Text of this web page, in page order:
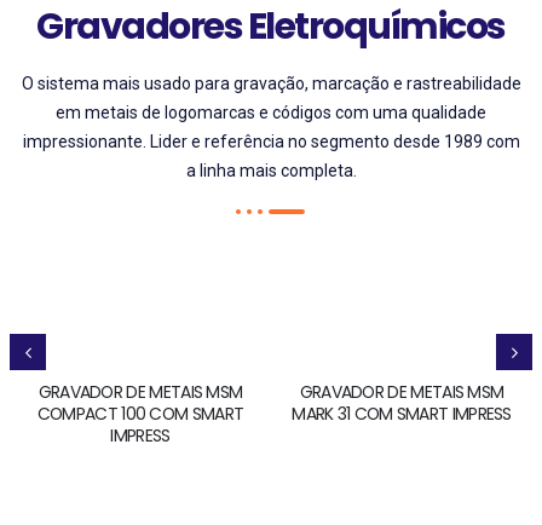
Gravadores Eletroquímicos
O sistema mais usado para gravação, marcação e rastreabilidade
em metais de logomarcas e códigos com uma qualidade
impressionante. Lider e referência no segmento desde 1989 com
a linha mais completa.
GRAVADOR DE METAIS MSM
COMPACT 100 COM SMART
IMPRESS
GRAVADOR DE METAIS MSM
MARK 31 COM SMART IMPRESS